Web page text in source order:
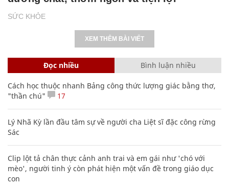
SỨC KHỎE
XEM THÊM BÀI VIẾT
Đọc nhiều Bình luận nhiều
Cách học thuộc nhanh Bảng công thức lượng giác bằng thơ,
"thần chú"
17
Lý Nhã Kỳ lần đầu tâm sự về người cha Liệt sĩ đặc công rừng
Sác
Clip lột tả chân thực cảnh anh trai và em gái như 'chó với
mèo', người tinh ý còn phát hiện một vấn đề trong giáo dục
con